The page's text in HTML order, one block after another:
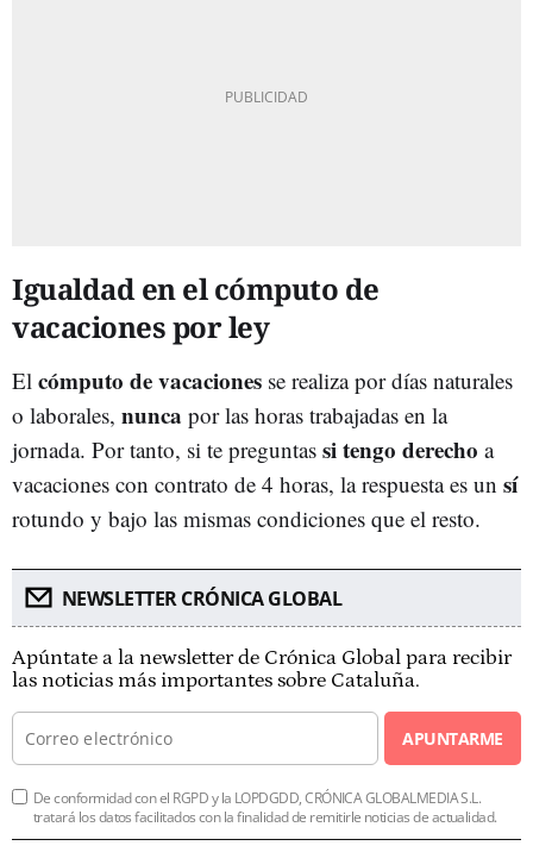
Igualdad en el cómputo de
vacaciones por ley
El cómputo de vacaciones se realiza por días naturales
o laborales, nunca por las horas trabajadas en la
jornada. Por tanto, si te preguntas sitengo derecho a
vacaciones con contrato de 4 horas, la respuesta es un sí
rotundo y bajo las mismas condiciones que el resto.
NEWSLETTER CRÓNICA GLOBAL
Apúntate a la newsletter de Crónica Global para recibir
las noticias más importantes sobre Cataluña.
APUNTARME
De conformidad con el RGPD y la LOPDGDD, CRÓNICA GLOBALMEDIA S.L.
tratará los datos facilitados con la finalidad de remitirle noticias de actualidad.